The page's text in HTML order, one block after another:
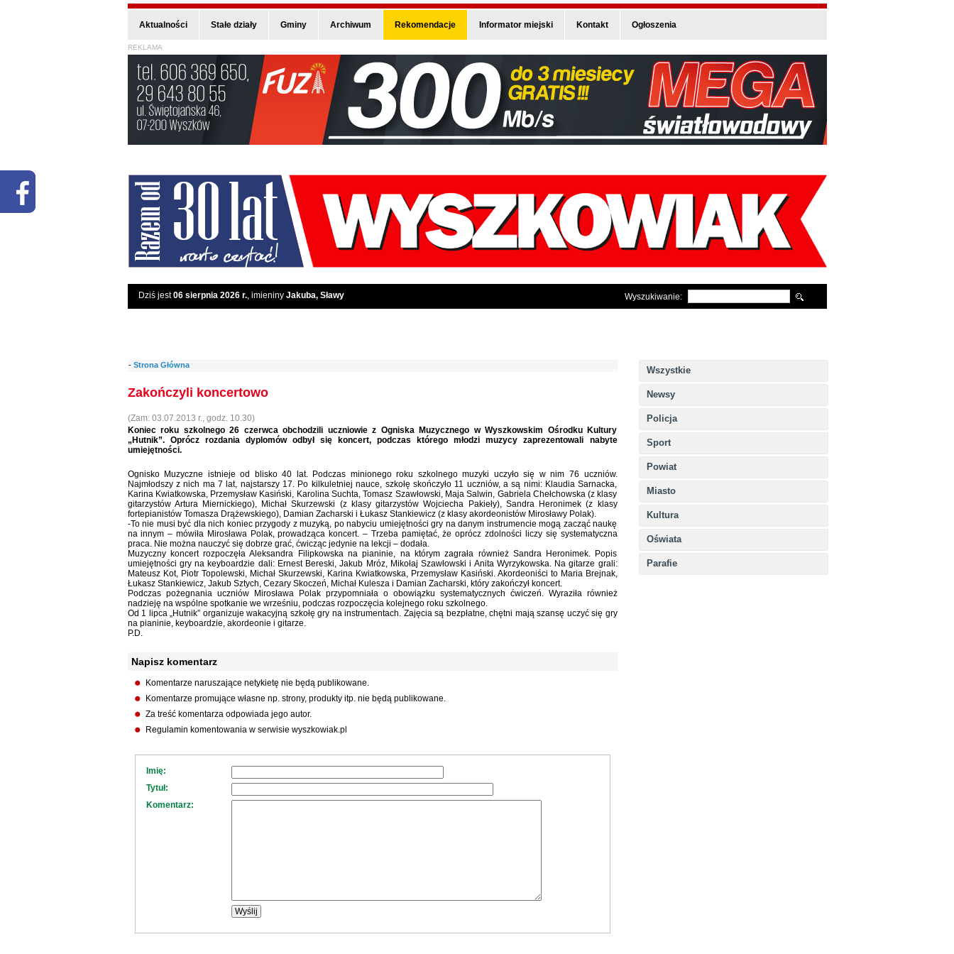
Aktualności Stałe działy Gminy Archiwum Rekomendacje Informator miejski Kontakt Ogłoszenia
REKLAMA
Dziś jest06 sierpnia 2026 r., imieniny Jakuba, Sławy Wyszukiwanie:
Wszystkie
Newsy
Policja
Sport
Powiat
Miasto
Kultura
Oświata
Parafie
- Strona Główna
Zakończyli koncertowo
(Zam: 03.07.2013 r., godz. 10.30)
Koniec roku szkolnego 26 czerwca obchodzili uczniowie z Ogniska Muzycznego w Wyszkowskim Ośrodku Kultury
„Hutnik”. Oprócz rozdania dyplomów odbył się koncert, podczas którego młodzi muzycy zaprezentowali nabyte
umiejętności.
Ognisko Muzyczne istnieje od blisko 40 lat. Podczas minionego roku szkolnego muzyki uczyło się w nim 76 uczniów.
Najmłodszy z nich ma 7 lat, najstarszy 17. Po kilkuletniej nauce, szkołę skończyło 11 uczniów, a są nimi: Klaudia Sarnacka,
Karina Kwiatkowska, Przemysław Kasiński, Karolina Suchta, Tomasz Szawłowski, Maja Salwin, Gabriela Chełchowska (z klasy
gitarzystów Artura Miernickiego), Michał Skurzewski (z klasy gitarzystów Wojciecha Pakieły), Sandra Heronimek (z klasy
fortepianistów Tomasza Drążewskiego), Damian Zacharski i Łukasz Stankiewicz (z klasy akordeonistów Mirosławy Polak).
-To nie musi być dla nich koniec przygody z muzyką, po nabyciu umiejętności gry na danym instrumencie mogą zacząć naukę
na innym – mówiła Mirosława Polak, prowadząca koncert. – Trzeba pamiętać, że oprócz zdolności liczy się systematyczna
praca. Nie można nauczyć się dobrze grać, ćwicząc jedynie na lekcji – dodała.
Muzyczny koncert rozpoczęła Aleksandra Filipkowska na pianinie, na którym zagrała również Sandra Heronimek. Popis
umiejętności gry na keyboardzie dali: Ernest Bereski, Jakub Mróz, Mikołaj Szawłowski i Anita Wyrzykowska. Na gitarze grali:
Mateusz Kot, Piotr Topolewski, Michał Skurzewski, Karina Kwiatkowska, Przemysław Kasiński. Akordeoniści to Maria Brejnak,
Łukasz Stankiewicz, Jakub Sztych, Cezary Skoczeń, Michał Kulesza i Damian Zacharski, który zakończył koncert.
Podczas pożegnania uczniów Mirosława Polak przypomniała o obowiązku systematycznych ćwiczeń. Wyraziła również
nadzieję na wspólne spotkanie we wrześniu, podczas rozpoczęcia kolejnego roku szkolnego.
Od 1 lipca „Hutnik” organizuje wakacyjną szkołę gry na instrumentach. Zajęcia są bezpłatne, chętni mają szansę uczyć się gry
na pianinie, keyboardzie, akordeonie i gitarze.
P.D.
Napisz komentarz
Komentarze naruszające netykietę nie będą publikowane.
Komentarze promujące własne np. strony, produkty itp. nie będą publikowane.
Za treść komentarza odpowiada jego autor.
Regulamin komentowania w serwisie wyszkowiak.pl
Imię:
Tytuł:
Komentarz: